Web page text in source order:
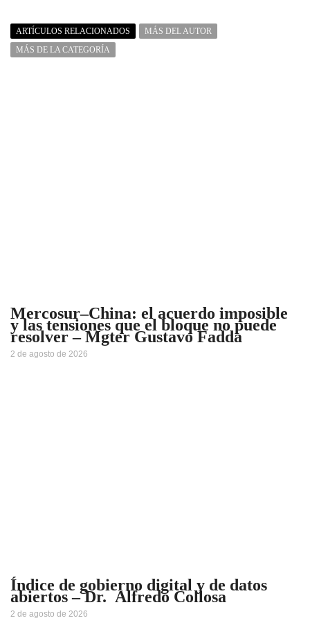
ARTÍCULOS RELACIONADOS
MÁS DEL AUTOR
MÁS DE LA CATEGORÍA
Mercosur–China: el acuerdo imposible
y las tensiones que el bloque no puede
resolver – Mgter Gustavo Fadda
2 de agosto de 2026
Índice de gobierno digital y de datos
abiertos – Dr. Alfredo Collosa
2 de agosto de 2026